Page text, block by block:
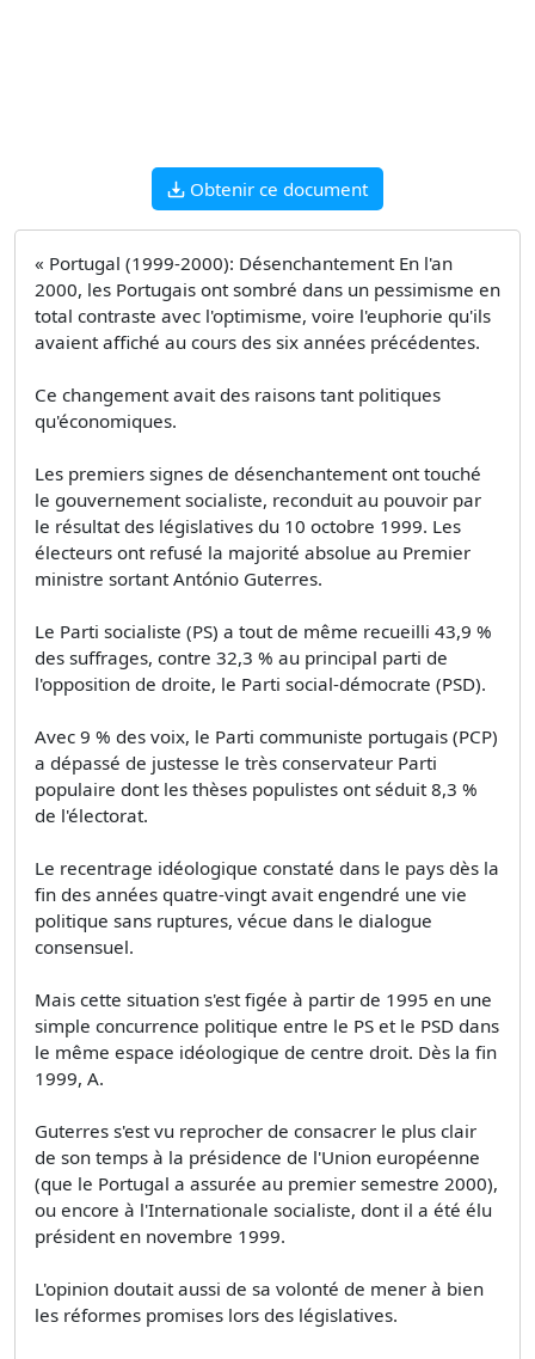
Obtenir ce document
« Portugal (1999-2000): Désenchantement En l'an
2000, les Portugais ont sombré dans un pessimisme en
total contraste avec l'optimisme, voire l'euphorie qu'ils
avaient affiché au cours des six années précédentes.
Ce changement avait des raisons tant politiques
qu'économiques.
Les premiers signes de désenchantement ont touché
le gouvernement socialiste, reconduit au pouvoir par
le résultat des législatives du 10 octobre 1999. Les
électeurs ont refusé la majorité absolue au Premier
ministre sortant António Guterres.
Le Parti socialiste (PS) a tout de même recueilli 43,9 %
des suffrages, contre 32,3 % au principal parti de
l'opposition de droite, le Parti social-démocrate (PSD).
Avec 9 % des voix, le Parti communiste portugais (PCP)
a dépassé de justesse le très conservateur Parti
populaire dont les thèses populistes ont séduit 8,3 %
de l'électorat.
Le recentrage idéologique constaté dans le pays dès la
fin des années quatre-vingt avait engendré une vie
politique sans ruptures, vécue dans le dialogue
consensuel.
Mais cette situation s'est figée à partir de 1995 en une
simple concurrence politique entre le PS et le PSD dans
le même espace idéologique de centre droit. Dès la fin
1999, A.
Guterres s'est vu reprocher de consacrer le plus clair
de son temps à la présidence de l'Union européenne
(que le Portugal a assurée au premier semestre 2000),
ou encore à l'Internationale socialiste, dont il a été élu
président en novembre 1999.
L'opinion doutait aussi de sa volonté de mener à bien
les réformes promises lors des législatives.